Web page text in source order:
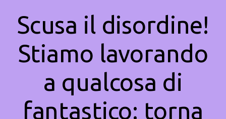
Scusa il disordine!
Stiamo lavorando
a qualcosa di
fantastico: torna